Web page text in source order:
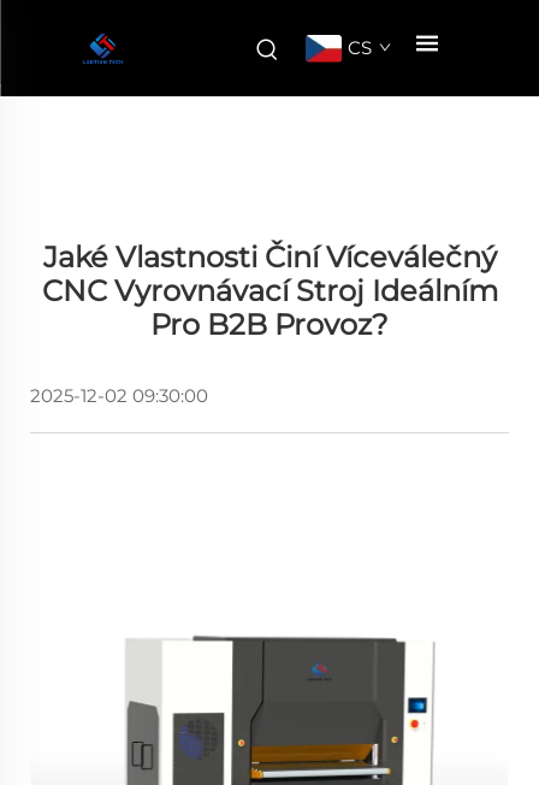
CS
Jaké Vlastnosti Činí Víceválečný
CNC Vyrovnávací Stroj Ideálním
Pro B2B Provoz?
2025-12-02 09:30:00